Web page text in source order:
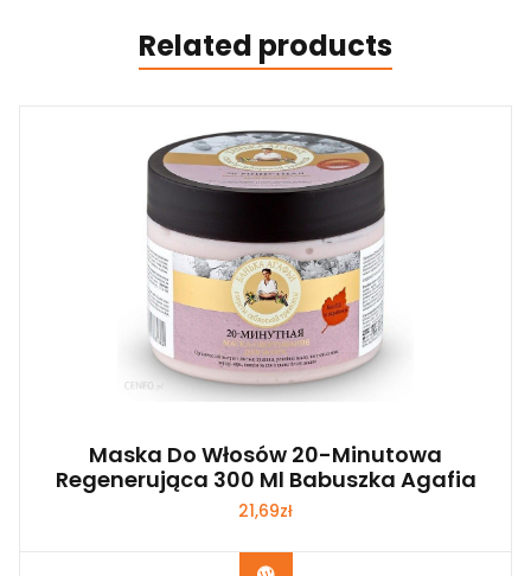
Related products
Maska Do Włosów 20-Minutowa
Regenerująca 300 Ml Babuszka Agafia
21,69zł